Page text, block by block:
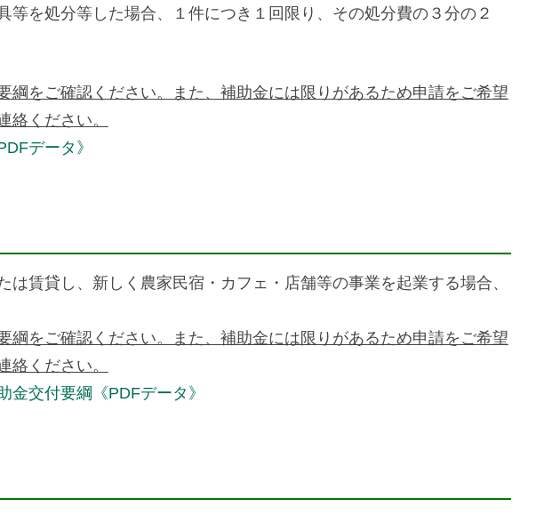
等を処分等した場合、１件につき１回限り、その処分費の３分の２
をご確認ください。また、補助金には限りがあるため申請をご希望
絡ください。
データ》
賃貸し、新しく農家民宿・カフェ・店舗等の事業を起業する場合、
をご確認ください。また、補助金には限りがあるため申請をご希望
絡ください。
交付要綱《PDFデータ》